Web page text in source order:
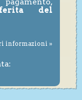
del
informazioni »